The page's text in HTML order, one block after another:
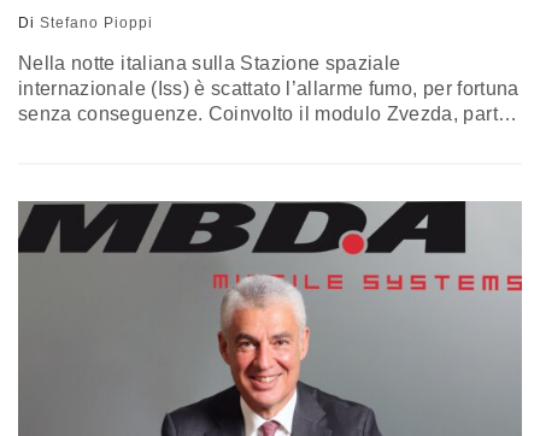
Di Stefano Pioppi
Nella notte italiana sulla Stazione spaziale
internazionale (Iss) è scattato l’allarme fumo, per fortuna
senza conseguenze. Coinvolto il modulo Zvezda, parte
vecchiaia della stazione per legittimare la sua uscita
proprio mentre si discute del futuro dell’avamposto
ed esperto aerospaziale